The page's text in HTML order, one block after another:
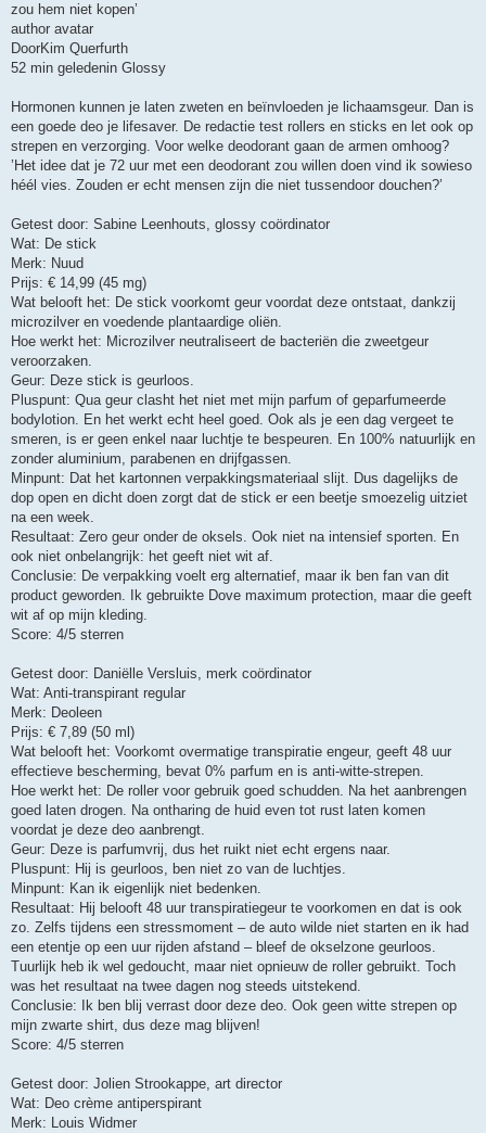
c
h
zou hem niet kopen’
author avatar
DoorKim Querfurth
52 min geledenin Glossy
Hormonen kunnen je laten zweten en beïnvloeden je lichaamsgeur. Dan is
een goede deo je lifesaver. De redactie test rollers en sticks en let ook op
strepen en verzorging. Voor welke deodorant gaan de armen omhoog?
’Het idee dat je 72 uur met een deodorant zou willen doen vind ik sowieso
héél vies. Zouden er echt mensen zijn die niet tussendoor douchen?’
Getest door: Sabine Leenhouts, glossy coördinator
Wat: De stick
Merk: Nuud
Prijs: € 14,99 (45 mg)
Wat belooft het: De stick voorkomt geur voordat deze ontstaat, dankzij
microzilver en voedende plantaardige oliën.
Hoe werkt het: Microzilver neutraliseert de bacteriën die zweetgeur
veroorzaken.
Geur: Deze stick is geurloos.
Pluspunt: Qua geur clasht het niet met mijn parfum of geparfumeerde
bodylotion. En het werkt echt heel goed. Ook als je een dag vergeet te
smeren, is er geen enkel naar luchtje te bespeuren. En 100% natuurlijk en
zonder aluminium, parabenen en drijfgassen.
Minpunt: Dat het kartonnen verpakkingsmateriaal slijt. Dus dagelijks de
dop open en dicht doen zorgt dat de stick er een beetje smoezelig uitziet
na een week.
Resultaat: Zero geur onder de oksels. Ook niet na intensief sporten. En
ook niet onbelangrijk: het geeft niet wit af.
Conclusie: De verpakking voelt erg alternatief, maar ik ben fan van dit
product geworden. Ik gebruikte Dove maximum protection, maar die geeft
wit af op mijn kleding.
Score: 4/5 sterren
Getest door: Daniëlle Versluis, merk coördinator
Wat: Anti-transpirant regular
Merk: Deoleen
Prijs: € 7,89 (50 ml)
Wat belooft het: Voorkomt overmatige transpiratie engeur, geeft 48 uur
effectieve bescherming, bevat 0% parfum en is anti-witte-strepen.
Hoe werkt het: De roller voor gebruik goed schudden. Na het aanbrengen
goed laten drogen. Na ontharing de huid even tot rust laten komen
voordat je deze deo aanbrengt.
Geur: Deze is parfumvrij, dus het ruikt niet echt ergens naar.
Pluspunt: Hij is geurloos, ben niet zo van de luchtjes.
Minpunt: Kan ik eigenlijk niet bedenken.
Resultaat: Hij belooft 48 uur transpiratiegeur te voorkomen en dat is ook
zo. Zelfs tijdens een stressmoment – de auto wilde niet starten en ik had
een etentje op een uur rijden afstand – bleef de okselzone geurloos.
Tuurlijk heb ik wel gedoucht, maar niet opnieuw de roller gebruikt. Toch
was het resultaat na twee dagen nog steeds uitstekend.
Conclusie: Ik ben blij verrast door deze deo. Ook geen witte strepen op
mijn zwarte shirt, dus deze mag blijven!
Score: 4/5 sterren
Getest door: Jolien Strookappe, art director
Wat: Deo crème antiperspirant
Merk: Louis Widmer